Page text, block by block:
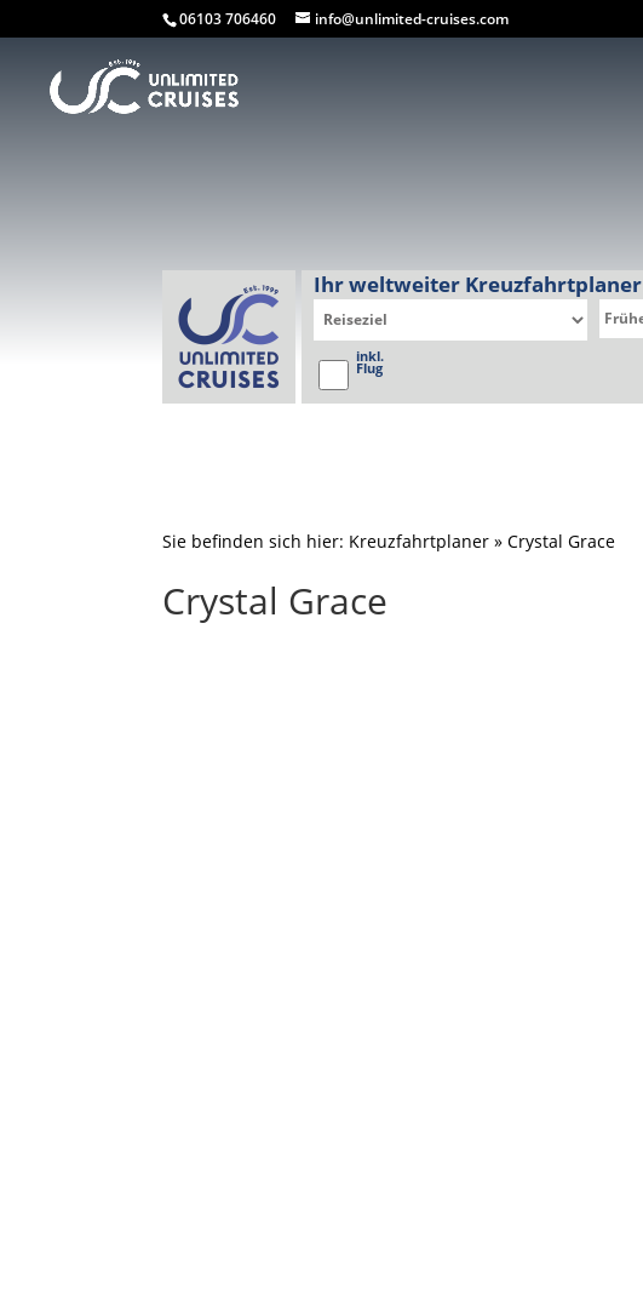
06103 706460 info@unlimited-cruises.com
Ihr weltweiter Kreuzfahrtplaner
inkl.
Flug
Sie befinden sich hier: Kreuzfahrtplaner » Crystal Grace
Crystal Grace